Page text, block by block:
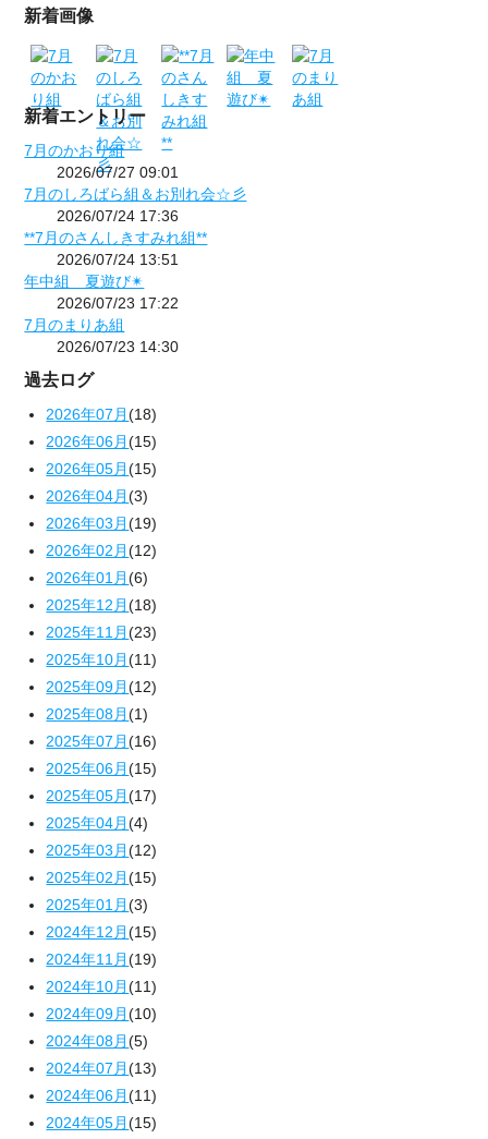
新着画像
新着エントリー
7月のかおり組
2026/07/27 09:01
7月のしろばら組＆お別れ会☆彡
2026/07/24 17:36
**7月のさんしきすみれ組**
2026/07/24 13:51
年中組 夏遊び✴
2026/07/23 17:22
7月のまりあ組
2026/07/23 14:30
過去ログ
2026年07月(18)
2026年06月(15)
2026年05月(15)
2026年04月(3)
2026年03月(19)
2026年02月(12)
2026年01月(6)
2025年12月(18)
2025年11月(23)
2025年10月(11)
2025年09月(12)
2025年08月(1)
2025年07月(16)
2025年06月(15)
2025年05月(17)
2025年04月(4)
2025年03月(12)
2025年02月(15)
2025年01月(3)
2024年12月(15)
2024年11月(19)
2024年10月(11)
2024年09月(10)
2024年08月(5)
2024年07月(13)
2024年06月(11)
2024年05月(15)